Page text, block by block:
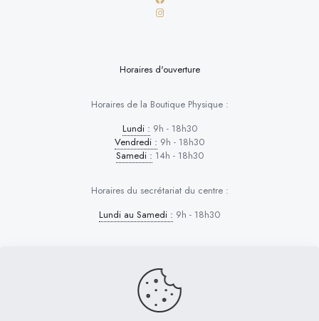
Horaires d'ouverture
Horaires de la Boutique Physique :
Lundi : 9h - 18h30
Vendredi : 9h - 18h30
Samedi : 14h - 18h30
Horaires du secrétariat du centre :
Lundi au Samedi : 9h - 18h30
Dog Control © 2026 | Tous droits réservés